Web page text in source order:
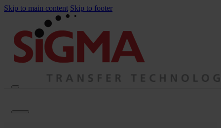
Skip to main content Skip to footer